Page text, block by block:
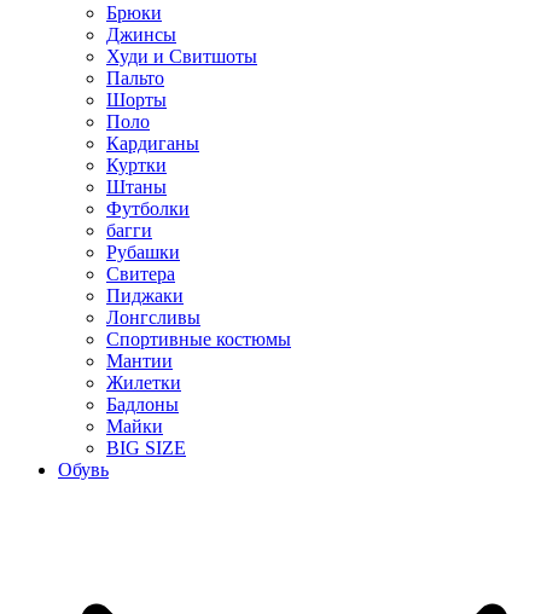
Брюки
Джинсы
Худи и Свитшоты
Пальто
Шорты
Поло
Кардиганы
Куртки
Штаны
Футболки
багги
Рубашки
Свитера
Пиджаки
Лонгсливы
Спортивные костюмы
Мантии
Жилетки
Бадлоны
Майки
BIG SIZE
Обувь